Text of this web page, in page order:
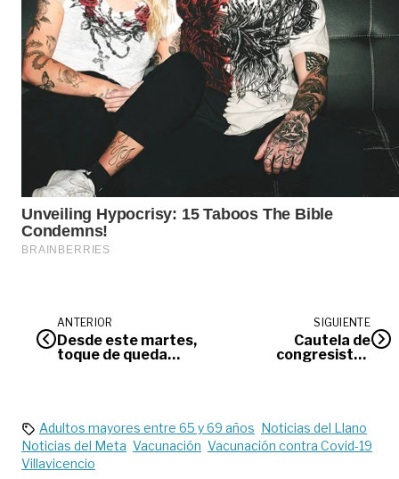
ANTERIOR
Desde este martes,
toque de queda
SIGUIENTE
Cautela de
congresistas
Adultos mayores entre 65 y 69 años Noticias del Llano
Noticias del Meta Vacunación Vacunación contra Covid-19
Villavicencio